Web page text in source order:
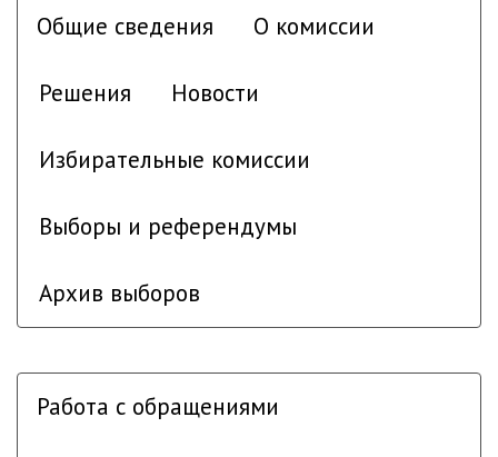
Общие сведения О комиссии
Решения Новости
Избирательные комиссии
Выборы и референдумы
Архив выборов
Работа с обращениями